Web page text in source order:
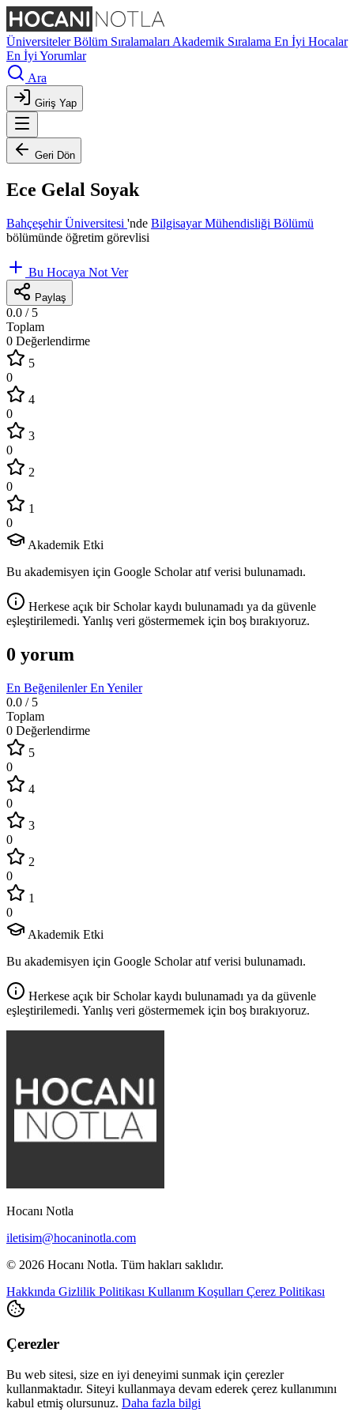
ÜniversitelerBölüm Sıralamaları Akademik Sıralama En İyi Hocalar
En İyi Yorumlar
Ara
Giriş Yap
Geri Dön
Ece Gelal Soyak
Bahçeşehir Üniversitesi 'nde Bilgisayar Mühendisliği Bölümü
bölümünde öğretim görevlisi
Bu Hocaya Not Ver
Paylaş
0.0 / 5
Toplam
0 Değerlendirme
5
0
4
0
3
0
2
0
1
0
Akademik Etki
Bu akademisyen için Google Scholar atıf verisi bulunamadı.
Herkese açık bir Scholar kaydı bulunamadı ya da güvenle
eşleştirilemedi. Yanlış veri göstermemek için boş bırakıyoruz.
0 yorum
En BeğenilenlerEn Yeniler
0.0 / 5
Toplam
0 Değerlendirme
5
0
4
0
3
0
2
0
1
0
Akademik Etki
Bu akademisyen için Google Scholar atıf verisi bulunamadı.
Herkese açık bir Scholar kaydı bulunamadı ya da güvenle
eşleştirilemedi. Yanlış veri göstermemek için boş bırakıyoruz.
Hocanı Notla
iletisim@hocaninotla.com
© 2026 Hocanı Notla. Tüm hakları saklıdır.
Hakkında Gizlilik Politikası Kullanım Koşulları Çerez Politikası
Çerezler
Bu web sitesi, size en iyi deneyimi sunmak için çerezler
kullanmaktadır. Siteyi kullanmaya devam ederek çerez kullanımını
kabul etmiş olursunuz. Daha fazla bilgi